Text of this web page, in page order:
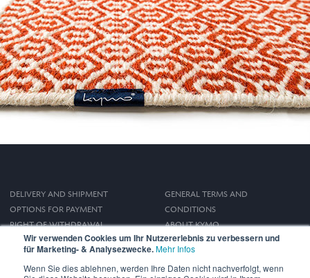
Wir verwenden Cookies um Ihr Nutzererlebnis zu verbessern und
für Marketing- & Analysezwecke.Mehr Infos
Wenn Sie dies ablehnen, werden Ihre Daten nicht nachverfolgt, wenn
DELIVERY AND SHIPMENT
OPTIONS FOR PAYMENT
RIGHT OF WITHDRAWAL
GENERAL TERMS AND
CONDITIONS
ABOUT KYMO
IMPRINT
PRIVACY POLICY